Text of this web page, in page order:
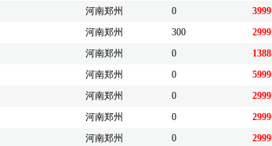
河南郑州 0 3999
河南郑州 300 2999
河南郑州 0 1388
河南郑州 0 5999
河南郑州 0 2999
河南郑州 0 2999
河南郑州 0 2999